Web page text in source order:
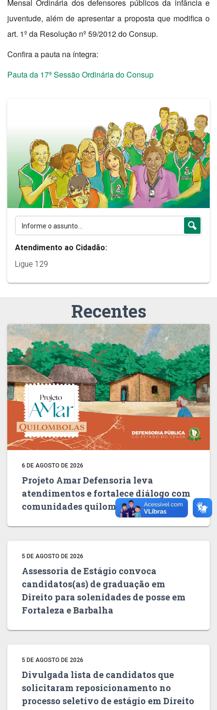
Mensal Ordinária dos defensores públicos da infância e
juventude, além de apresentar a proposta que modifica o
art. 1º da Resolução nº 59/2012 do Consup.
Confira a pauta na íntegra:
Pauta da 17ª Sessão Ordinária do Consup
Atendimento ao Cidadão:
Ligue 129
Recentes
6 DE AGOSTO DE 2026
Projeto Amar Defensoria leva
atendimentos e fortalece diálogo com
comunidades quilombolas de Salitre
5 DE AGOSTO DE 2026
Assessoria de Estágio convoca
candidatos(as) de graduação em
Direito para solenidades de posse em
Fortaleza e Barbalha
5 DE AGOSTO DE 2026
Divulgada lista de candidatos que
solicitaram reposicionamento no
processo seletivo de estágio em Direito